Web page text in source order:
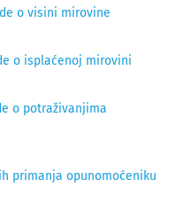
o visini mirovine
o isplaćenoj mirovini
o potraživanjima
primanja opunomoćeniku